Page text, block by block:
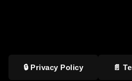
🔒 Privacy Policy 📄